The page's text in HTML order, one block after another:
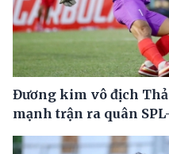
Đương kim vô địch
mạnh trận ra quân